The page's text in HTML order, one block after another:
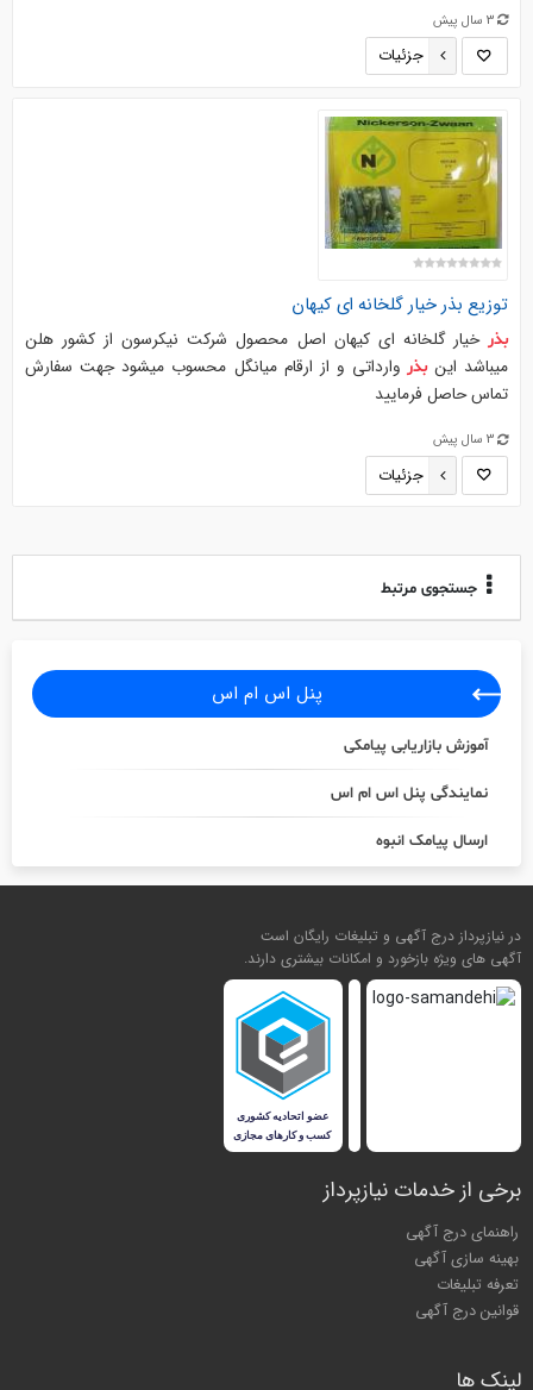
3 سال پیش
جزئیات
توزیع بذرخیار گلخانه ای کیهان
بذرخیار گلخانه ای کیهان اصل محصول شرکت نیکرسون از کشور هلن
میباشد اینبذر وارداتی و از ارقام میانگل محسوب میشود جهت سفارش
تماس حاصل فرمایید
3 سال پیش
جزئیات
جستجوی مرتبط
پنل اس ام اس
آموزش بازاریابی پیامکی
نمایندگی پنل اس ام اس
ارسال پیامک انبوه
در نیازپرداز درج آگهی و تبلیغات رایگان است
آگهی های ویژه بازخورد و امکانات بیشتری دارند.
برخی از خدمات نیازپرداز
راهنمای درج آگهی
بهینه سازی آگهی
تعرفه تبلیغات
قوانین درج آگهی
لینک ها